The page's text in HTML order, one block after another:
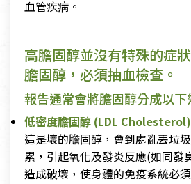
血管疾病。
高膽固醇並沒有特殊的症
膽固醇，必須抽血檢查。
報告通常會將膽固醇分成以下
低密度膽固醇 (LDL
這是壞的膽固醇，會到處亂丟垃
累，引起氧化及發炎反應(如同發
造成破壞，使身體的免疫系統必